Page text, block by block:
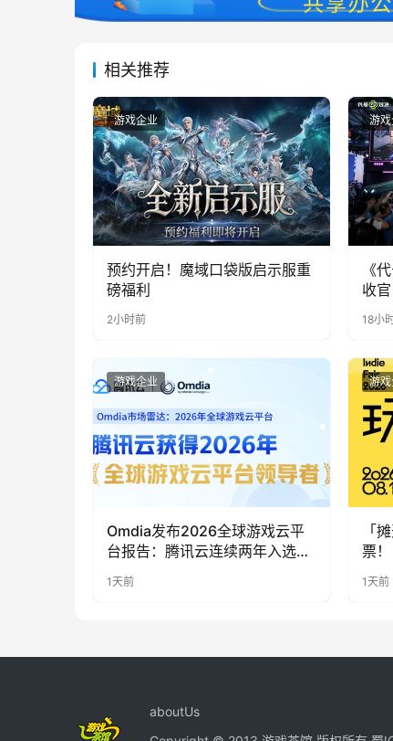
相关推荐
游戏企业
预约开启！魔域口袋版启示服重
磅福利
2小时前
游
《
收
实
18小
游戏企业
Omdia发布2026全球游戏云平
台报告：腾讯云连续两年入选
1天前
游
「
票！
1天前
aboutUs